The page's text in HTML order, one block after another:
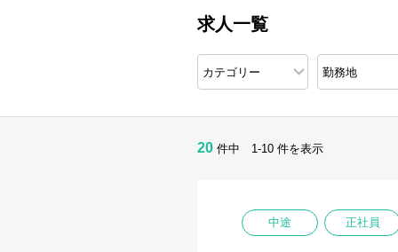
求人一覧
20 件中 1-10 件を表示
中途 正社員